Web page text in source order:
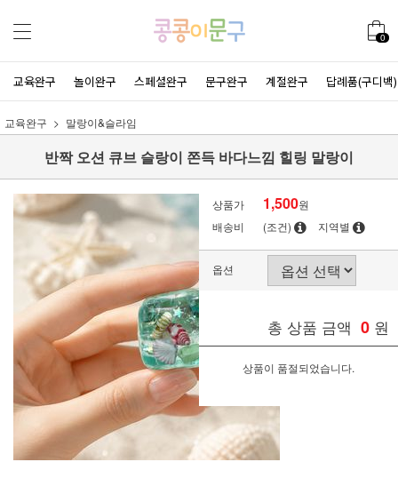
0
교육완구 놀이완구 스페셜완구 문구완구 계절완구 답례품(구디백)
교육완구 말랑이&슬라임
반짝 오션 큐브 슬랑이 쫀득 바다느낌 힐링 말랑이
상품가 1,500원
배송비
(조건) 지역별
옵션
총 상품 금액 0 원
상품이 품절되었습니다.